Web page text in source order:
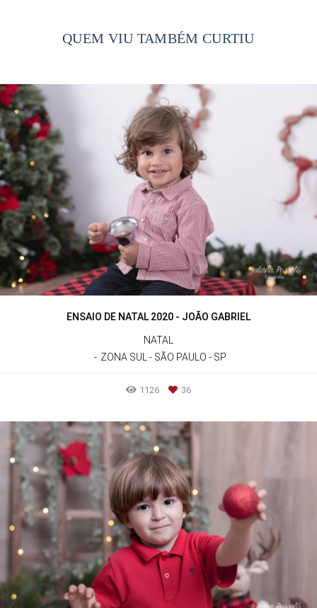
QUEM VIU TAMBÉM CURTIU
ENSAIO DE NATAL 2020 - JOÃO GABRIEL
NATAL
ZONA SUL - SÃO PAULO - SP
1126 36